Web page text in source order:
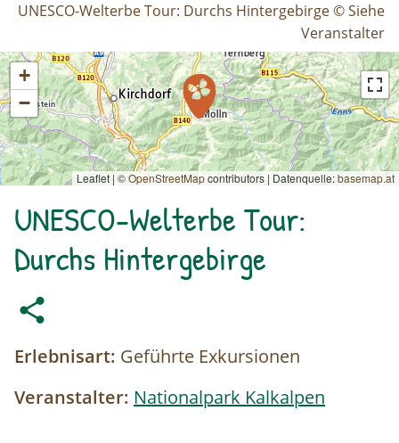
UNESCO-Welterbe Tour: Durchs Hintergebirge © Siehe
Veranstalter
+
−
Leaflet | ©OpenStreetMapcontributors | Datenquelle:basemap.at
UNESCO-Welterbe Tour:
Durchs Hintergebirge
Erlebnisart: Geführte Exkursionen
Veranstalter: Nationalpark Kalkalpen